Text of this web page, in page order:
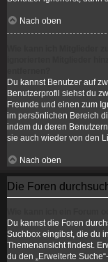
Nach oben
Du kannst Benutzer auf
Benutzerprofil siehst du
Freunde und einen zum
im persönlichen Bereich
indem du deren
sie auch wieder von den
Nach oben
Die Foren
Du kannst die Foren
Suchbox eingibst, die du
Themenansicht findest.
du den „Erweiterte